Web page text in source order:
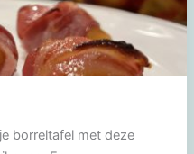
borreltafel met deze